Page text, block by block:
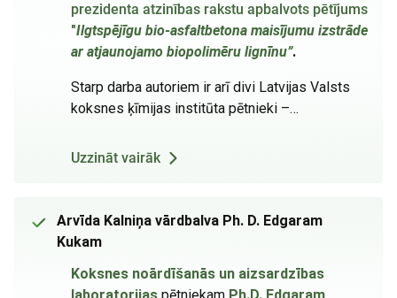
prezidenta atzinības rakstu apbalvots pētījums
"Ilgtspējīgu bio-asfaltbetona maisījumu izstrāde
ar atjaunojamo biopolimēru lignīnu”.
Starp darba autoriem ir arī divi Latvijas Valsts
koksnes ķīmijas institūta pētnieki –…
Uzzināt vairāk
Arvīda Kalniņa vārdbalva Ph. D. Edgaram
Kukam
Koksnes noārdīšanās un aizsardzības